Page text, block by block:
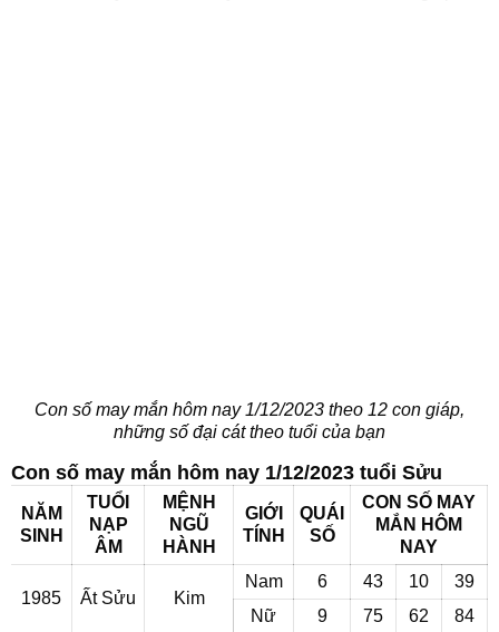
Con số may mắn hôm nay 1/12/2023 theo 12 con giáp,
những số đại cát theo tuổi của bạn
Con số may mắn hôm nay 1/12/2023 tuổi Sửu
NĂM
SINH
TUỔI
NẠP
ÂM
MỆNH
NGŨ
HÀNH
GIỚI
TÍNH
QUÁI
SỐ
CON SỐ MAY
MẮN HÔM
NAY
1985 Ất Sửu Kim
Nam 6 43 10
39
Nữ
9 75 62 84